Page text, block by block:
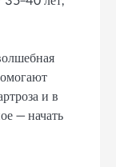
и в
— начать